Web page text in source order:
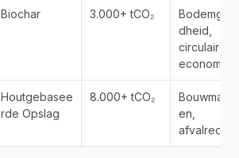
Biochar 3.000+ tCO₂
dheid,
circulaire
economie
Houtgebasee
rde Opslag
8.000+ tCO₂
en,